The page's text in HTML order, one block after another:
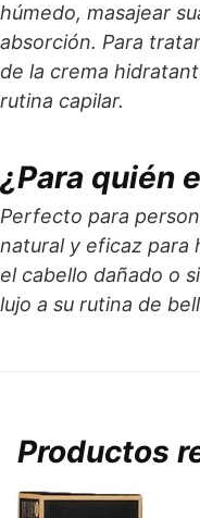
húmedo, masajear
absorción. Para
de la crema
rutina capilar.
¿Para quién
Perfecto para
natural y eficaz para
el cabello dañado o
lujo a su rutina de
Productos